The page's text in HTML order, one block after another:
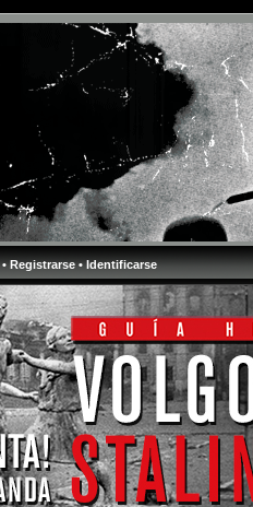
• Registrarse • Identificarse